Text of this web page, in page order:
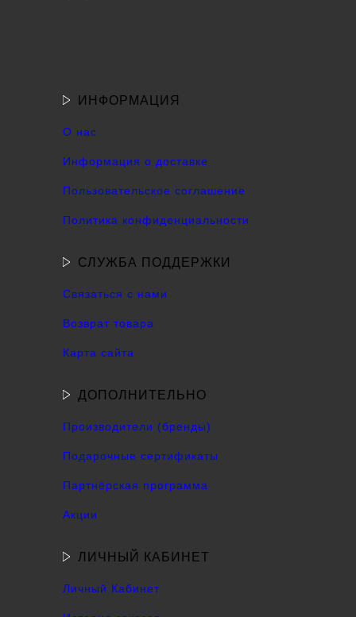
ИНФОРМАЦИЯ
О нас
Информация о доставке
Пользовательское соглашение
Политика конфиденциальности
СЛУЖБА ПОДДЕРЖКИ
Связаться с нами
Возврат товара
Карта сайта
ДОПОЛНИТЕЛЬНО
Производители (бренды)
Подарочные сертификаты
Партнёрская программа
Акции
ЛИЧНЫЙ КАБИНЕТ
Личный Кабинет